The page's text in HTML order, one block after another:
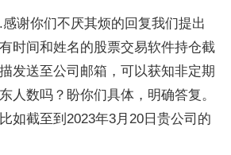
谢你们不厌其烦的回复我们提出
时间和姓名的股票交易软件持仓截
发送至公司邮箱，可以获知非定期
人数吗？盼你们具体，明确答复。
如截至到2023年3月20日贵公司的